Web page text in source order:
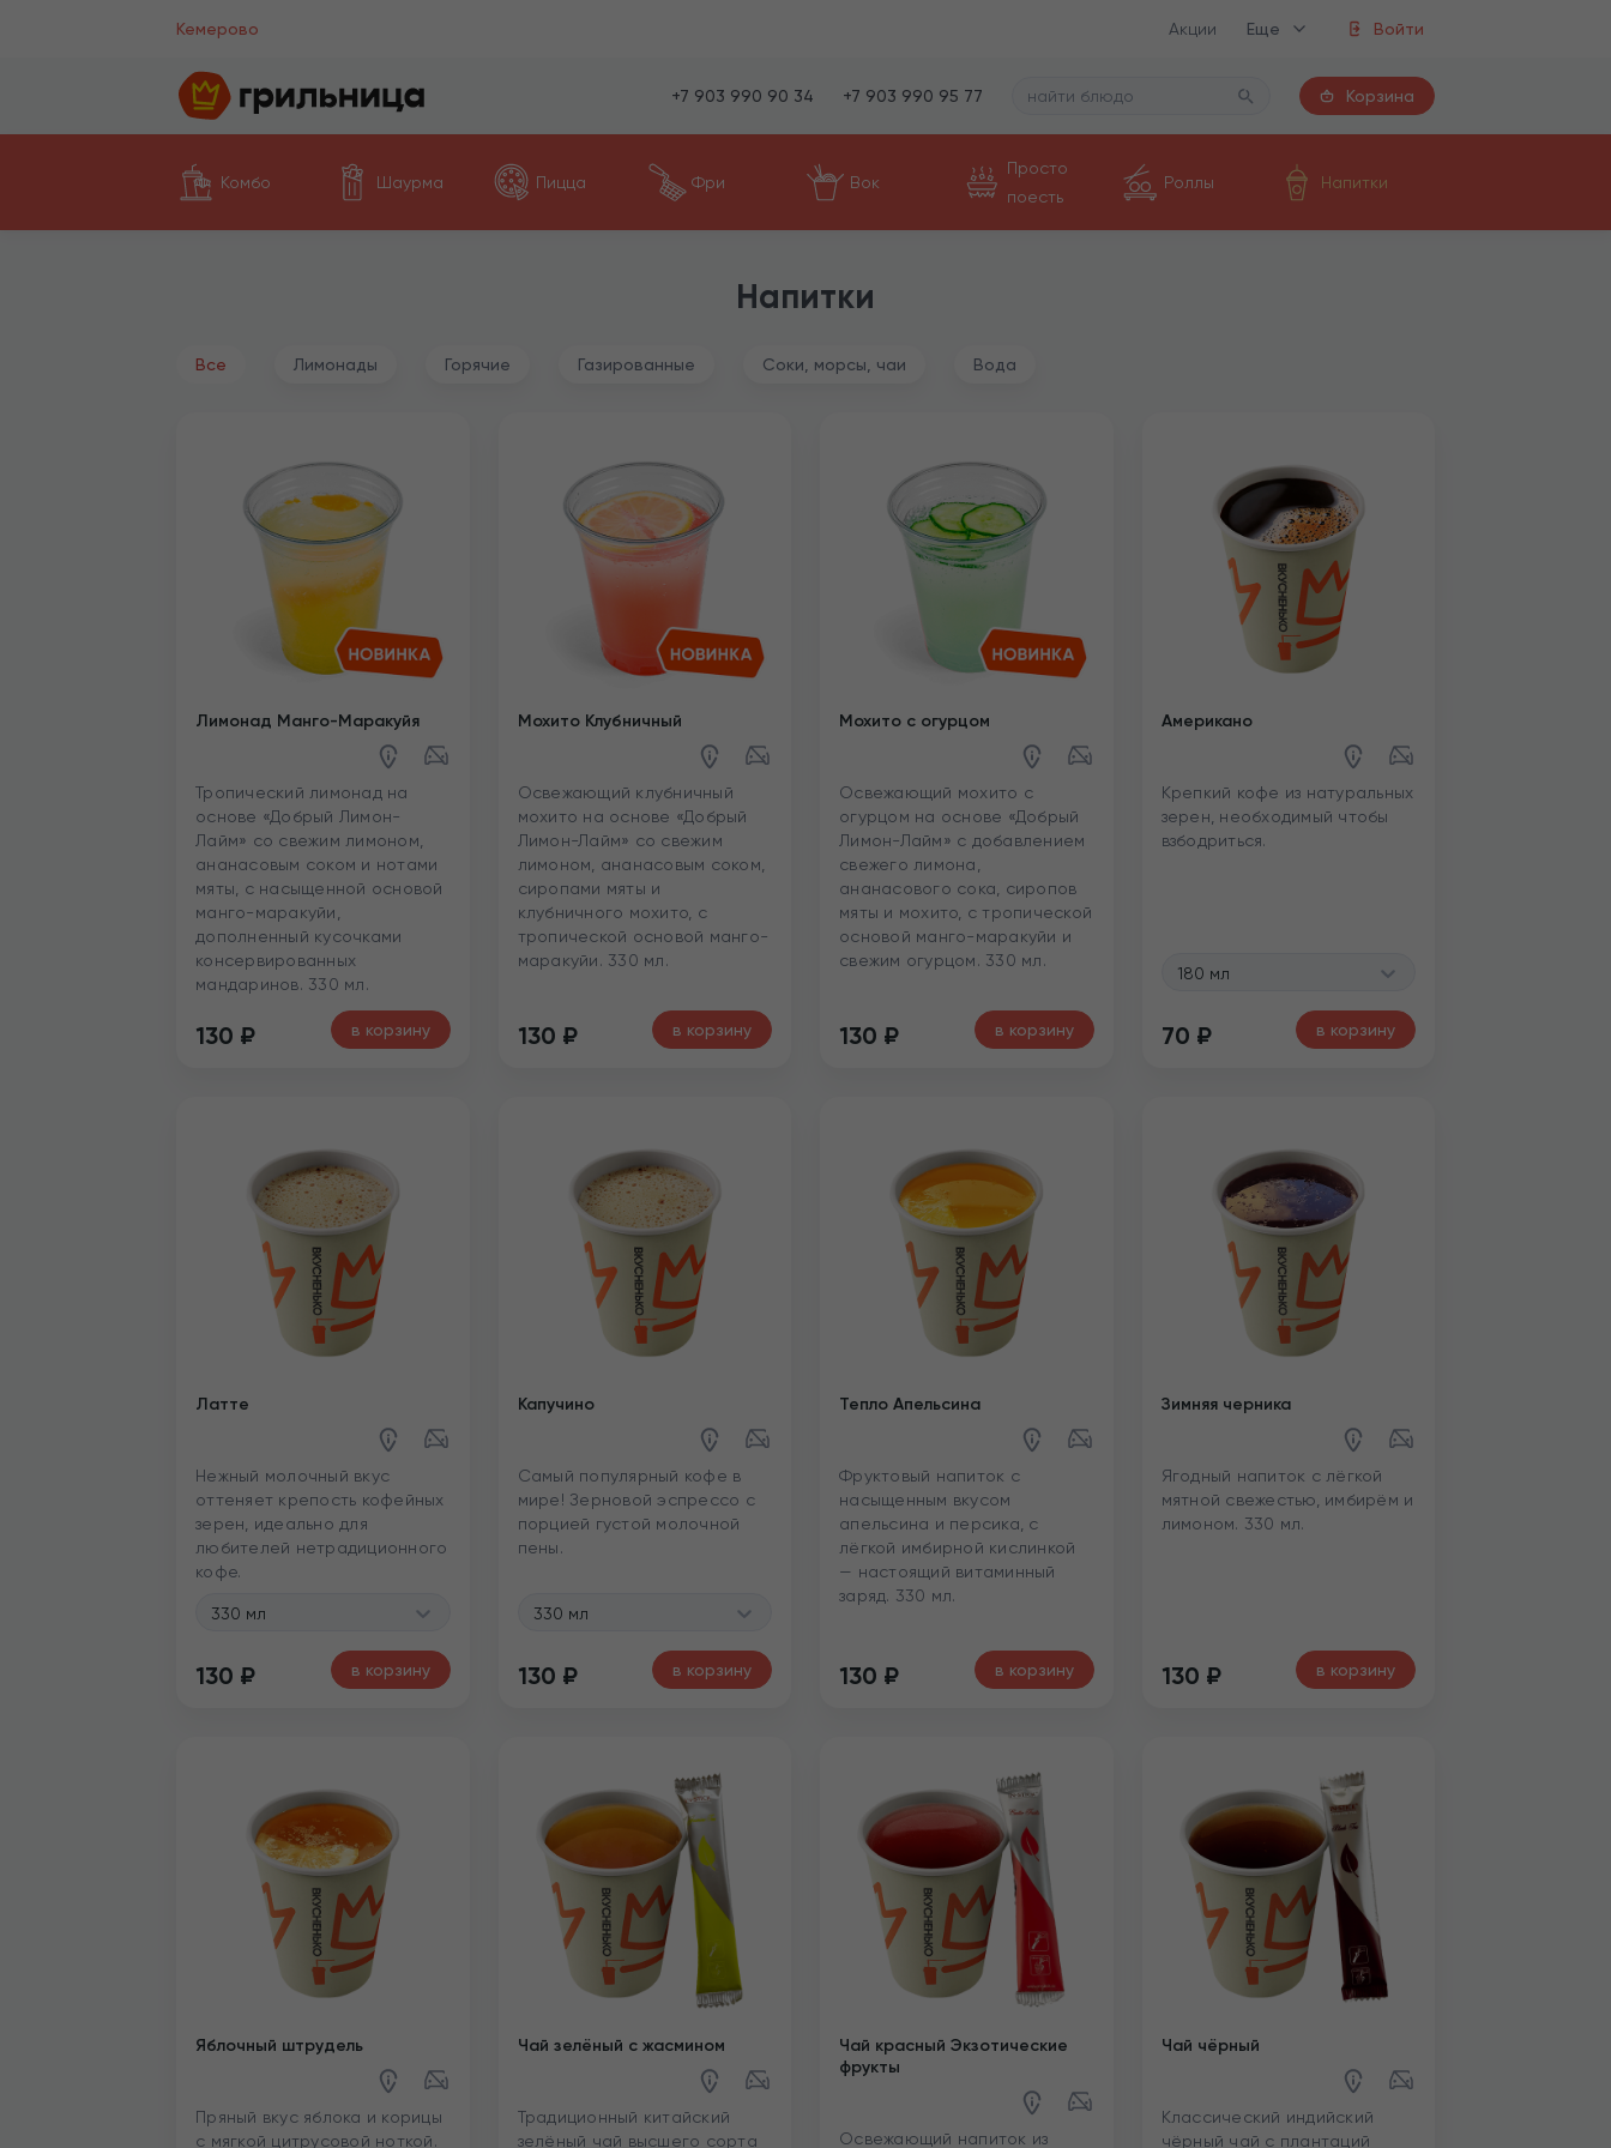
Кемерово Акции Еще Войти
+7 903 990 90 34 +7 903 990 95 77 Корзина
Комбо Шаурма Пицца Фри Вок
Просто
поесть
Роллы Напитки
Напитки
Все Лимонады Горячие Газированные Соки, морсы, чаи Вода
Лимонад Манго-Маракуйя
Тропический лимонад на
основе «Добрый Лимон-
Лайм» со свежим лимоном,
ананасовым соком и нотами
мяты, с насыщенной основой
манго-маракуйи,
дополненный кусочками
консервированных
мандаринов. 330 мл.
130 ₽ в корзину
Мохито Клубничный
Освежающий клубничный
мохито на основе «Добрый
Лимон-Лайм» со свежим
лимоном, ананасовым соком,
сиропами мяты и
клубничного мохито, с
тропической основой манго-
маракуйи. 330 мл.
130 ₽ в корзину
Мохито с огурцом
Освежающий мохито с
огурцом на основе «Добрый
Лимон-Лайм» с добавлением
свежего лимона,
ананасового сока, сиропов
мяты и мохито, с тропической
основой манго-маракуйи и
свежим огурцом. 330 мл.
130 ₽ в корзину
Американо
Крепкий кофе из натуральных
зерен, необходимый чтобы
взбодриться.
180 мл
70 ₽ в корзину
Латте
Нежный молочный вкус
оттеняет крепость кофейных
зерен, идеально для
любителей нетрадиционного
кофе.
330 мл
130 ₽ в корзину
Капучино
Самый популярный кофе в
мире! Зерновой эспрессо с
порцией густой молочной
пены.
330 мл
130 ₽ в корзину
Тепло Апельсина
Фруктовый напиток с
насыщенным вкусом
апельсина и персика, с
лёгкой имбирной кислинкой
— настоящий витаминный
заряд. 330 мл.
130 ₽ в корзину
Зимняя черника
Ягодный напиток с лёгкой
мятной свежестью, имбирём и
лимоном. 330 мл.
130 ₽ в корзину
Яблочный штрудель
Пряный вкус яблока и корицы
с мягкой цитрусовой ноткой.
Чай зелёный с жасмином
Традиционный китайский
зелёный чай высшего сорта
Чай красный Экзотические
фрукты
Освежающий напиток из
Чай чёрный
Классический индийский
чёрный чай с плантаций